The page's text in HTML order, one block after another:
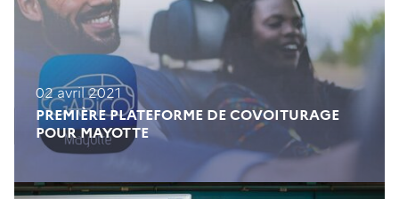
PREMIÈRE PLATEFORME DE COVOITURAGE
POUR MAYOTTE
02 avril 2021